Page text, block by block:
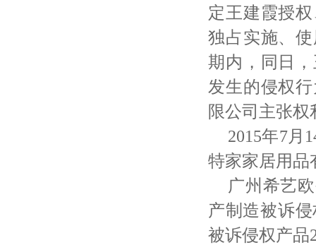
定王建霞授
独占实施、
期内，同日
发生的侵权
限公司主张
2015年7月
特家家居用品
广州希艺
产制造被诉
被诉侵权产品